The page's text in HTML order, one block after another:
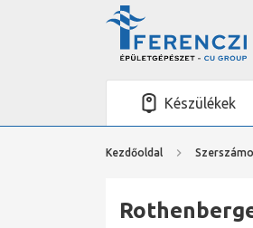
Készülékek
Kezdőoldal